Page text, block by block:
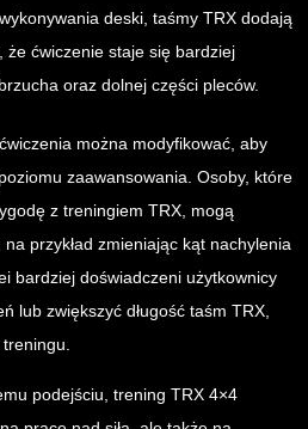
deski, taśmy TRX dodają
że ćwiczenie staje się bardziej
oraz dolnej części pleców.
można modyfikować, aby
zaawansowania. Osoby, które
z treningiem TRX, mogą
przykład zmieniając kąt nachylenia
bardziej doświadczeni użytkownicy
lub zwiększyć długość taśm TRX,
podejściu, trening TRX 4×4